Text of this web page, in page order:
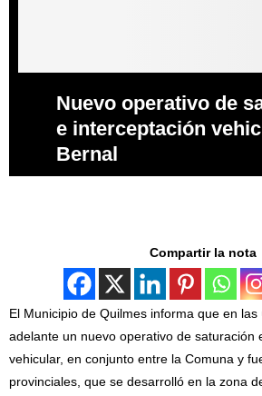
Nuevo operativo de
e interceptación
Bernal
Compartir la nota
El Municipio de Quilmes informa que en
adelante un nuevo operativo de saturación
vehicular, en conjunto entre la Comuna y
provinciales, que se desarrolló en la zona